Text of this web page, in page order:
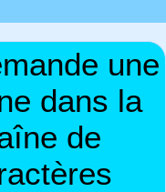
une
dans la
de